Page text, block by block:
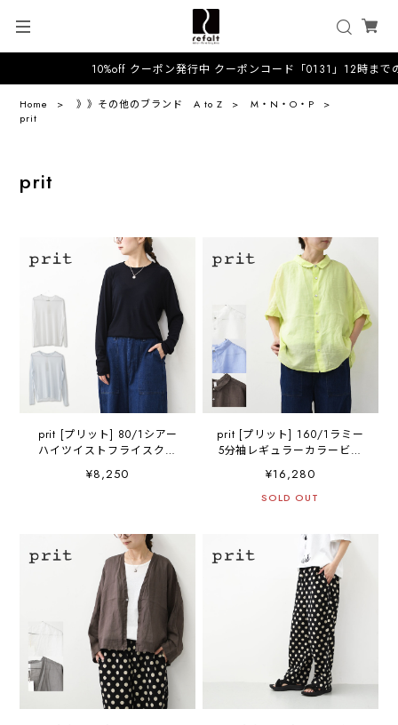
10%off クーポン発行中 クーポンコード「0131」12時までの
Home 》》その他のブランド A to Z
M・N・O・P
prit
prit
prit [プリット] 80/1シアー
ハイツイストフライスクル
TEE・長袖・シアー素材・透
¥8,250
prit [プリット] 160/1ラミー
5分袖レギュラーカラービッ
シャツ・リネンシャツ・ワ
イドシャツ・シアーシャ
¥16,280
SOLD OUT